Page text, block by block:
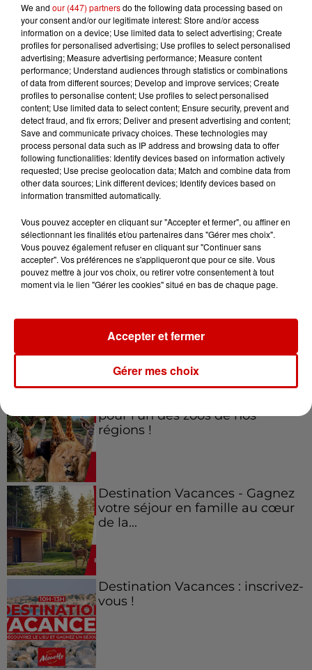
7 août 2026
Limoges : un bébé d'un mois
blessé dans un incendie, un
appartement...
7 août 2026
Éclipse solaire : découvrez les
meilleurs spots d'observation
du...
Jeux Voir plus
festival Marché Gourmand 2026
à Coulon !
pour l'un des zoos de nos
régions !
Destination Vacances - Gagnez
votre séjour en famille au cœur
de la...
Destination Vacances : inscrivez-
vous !
We and our (447) partnersdo the following data processing based on
your consent and/or our legitimate interest: Store and/or access
information on a device; Use limited data to select advertising; Create
profiles for personalised advertising; Use profiles to select personalised
advertising; Measure advertising performance; Measure content
performance; Understand audiences through statistics or combinations
of data from different sources; Develop and improve services; Create
profiles to personalise content; Use profiles to select personalised
content; Use limited data to select content; Ensure security, prevent and
detect fraud, and fix errors; Deliver and present advertising and content;
Save and communicate privacy choices. These technologies may
process personal data such as IP address and browsing data to offer
following functionalities: Identify devices based on information actively
requested; Use precise geolocation data; Match and combine data from
other data sources; Link different devices; Identify devices based on
information transmitted automatically.
Vous pouvez accepter en cliquant sur "Accepter et fermer", ou affiner en
sélectionnant les finalités et/ou partenaires dans "Gérer mes choix".
Vous pouvez également refuser en cliquant sur "Continuer sans
accepter". Vos préférences ne s'appliqueront que pour ce site. Vous
pouvez mettre à jour vos choix, ou retirer votre consentement à tout
moment via le lien "Gérer les cookies" situé en bas de chaque page.
Gérer mes choix
Accepter et fermer